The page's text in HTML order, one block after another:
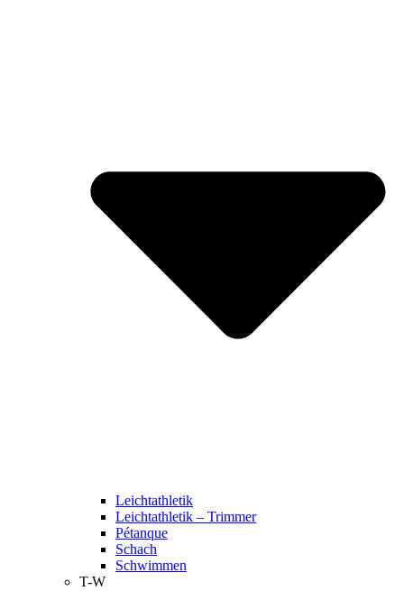
Leichtathletik
Leichtathletik – Trimmer
Pétanque
Schach
Schwimmen
T-W